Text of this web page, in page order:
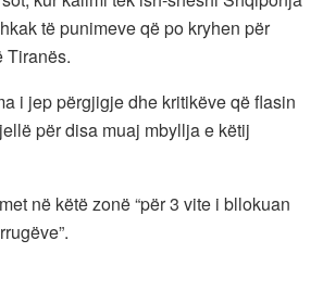
të punimeve që po kryhen për
Tiranës.
i jep përgjigje dhe kritikëve që flasin
për disa muaj mbyllja e këtij
në këtë zonë “për 3 vite i bllokuan